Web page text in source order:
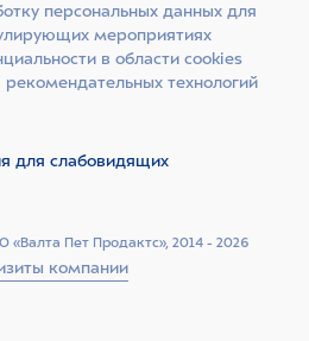
Пет Продактс», 2014 - 2026
компании
персональных данных для
мероприятиях
в области cookies
технологий
для слабовидящих